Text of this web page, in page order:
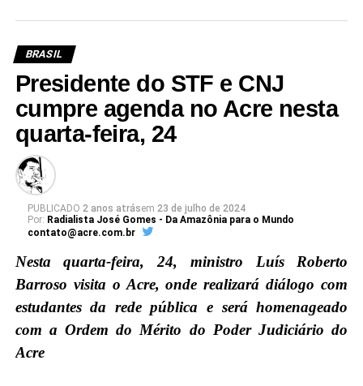
BRASIL
Presidente do STF e CNJ
cumpre agenda no Acre nesta
quarta-feira, 24
PUBLICADO 2 anos atrásem 23 de julho de 2024
Por: Radialista José Gomes - Da Amazônia para o Mundo
contato@acre.com.br
Nesta quarta-feira, 24, ministro Luís Roberto
Barroso visita o Acre, onde realizará diálogo com
estudantes da rede pública e será homenageado
com a Ordem do Mérito do Poder Judiciário do
Acre